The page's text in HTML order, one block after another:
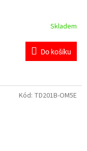
M
A
Skladem
Do košíku
Kód: TD201B-OM5E